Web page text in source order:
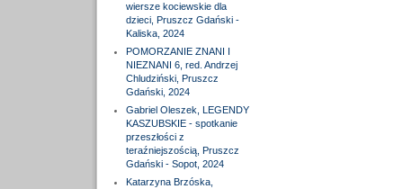
wiersze kociewskie dla
dzieci, Pruszcz Gdański -
Kaliska, 2024
POMORZANIE ZNANI I
NIEZNANI 6, red. Andrzej
Chludziński, Pruszcz
Gdański, 2024
Gabriel Oleszek, LEGENDY
KASZUBSKIE - spotkanie
przeszłości z
teraźniejszością, Pruszcz
Gdański - Sopot, 2024
Katarzyna Brzóska,